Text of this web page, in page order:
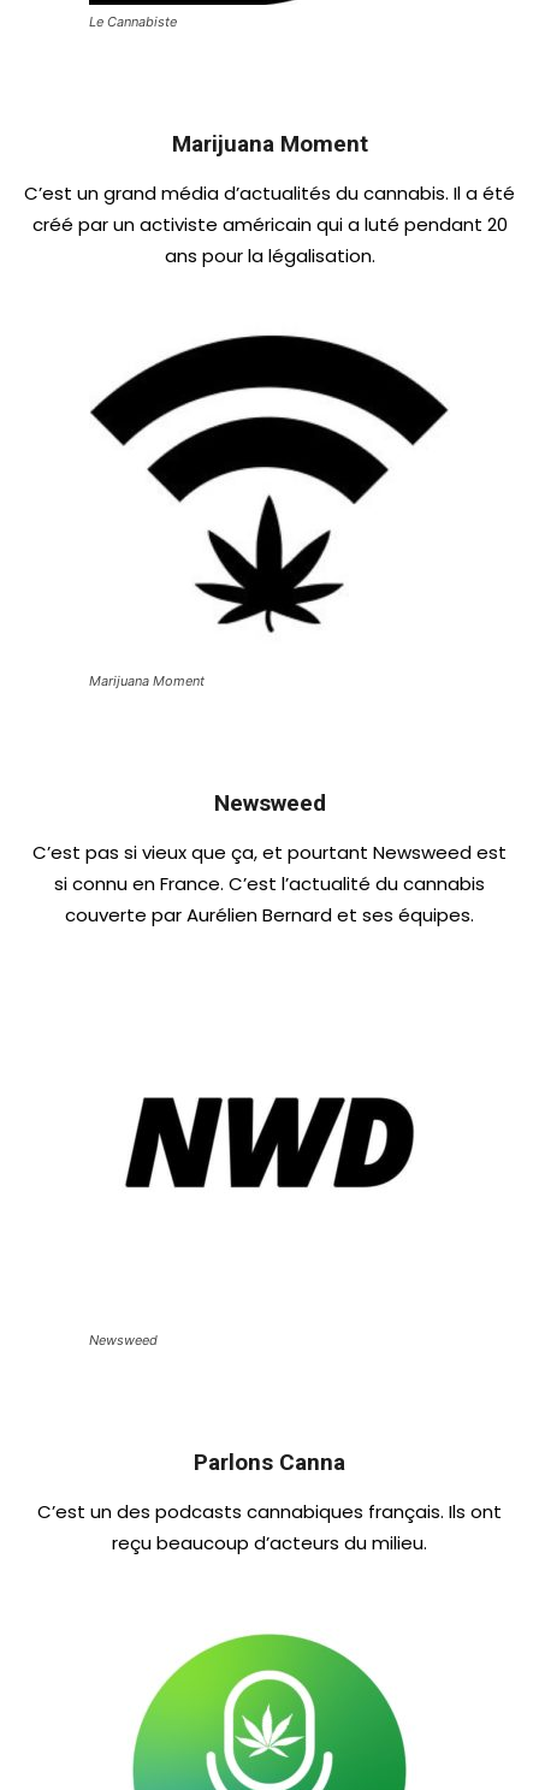
Le Cannabiste
Marijuana Moment
C’est un grand média d’actualités du cannabis. Il a été
créé par un activiste américain qui a luté pendant 20
ans pour la légalisation.
Marijuana Moment
Newsweed
C’est pas si vieux que ça, et pourtant Newsweed est
si connu en France. C’est l’actualité du cannabis
couverte par Aurélien Bernard et ses équipes.
Newsweed
Parlons Canna
C’est un des podcasts cannabiques français. Ils ont
reçu beaucoup d’acteurs du milieu.